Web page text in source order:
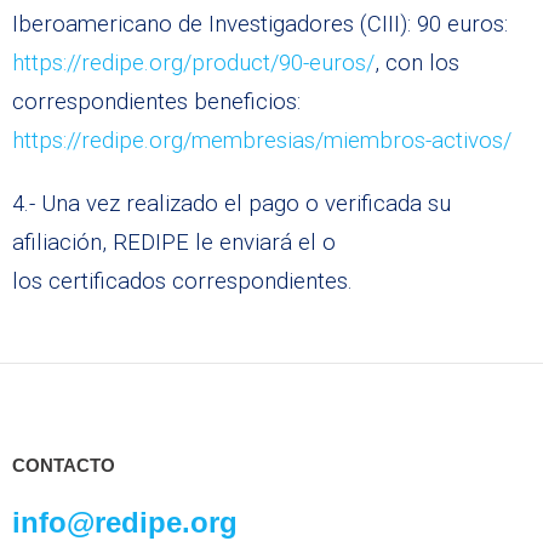
Iberoamericano de Investigadores (CIII): 90 euros:
https://redipe.org/product/90-euros/, con los
correspondientes beneficios:
https://redipe.org/membresias/miembros-activos/
4.- Una vez realizado el pago o verificada su
afiliación, REDIPE le enviará el o
los certificados correspondientes.
CONTACTO
info@redipe.org